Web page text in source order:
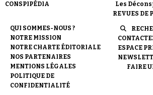
CONSPIPÉDIA
Les
REVUES DE
QUI SOMMES-NOUS ?
NOTRE MISSION
NOTRE CHARTE ÉDITORIALE
NOS PARTENAIRES
MENTIONS LÉGALES
POLITIQUE DE
CONFIDENTIALITÉ
ESPACE
FAIRE